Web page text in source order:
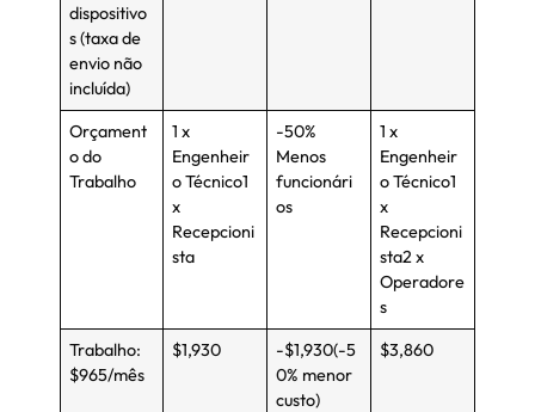
dispositivo
s (taxa de
envio não
incluída)
Orçament
o do
Trabalho
1 x
Engenheir
o Técnico1
x
Recepcioni
sta
-50%
Menos
funcionári
os
1 x
Engenheir
o Técnico1
x
Recepcioni
sta2 x
Operadore
s
Trabalho:
$965/mês
$1,930
-$1,930(-5
0% menor
custo)
$3,860